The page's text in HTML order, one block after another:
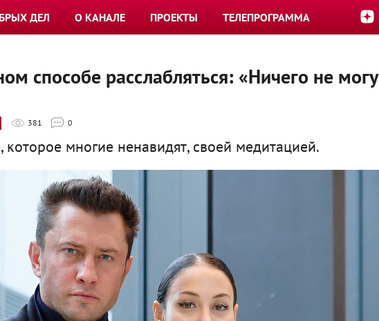
ДЕЛ О КАНАЛЕ ПРОЕКТЫ ТЕЛЕПРОГРАММА
способе расслабляться: «Ничего не могу
381 0
которое многие ненавидят, своей медитацией.